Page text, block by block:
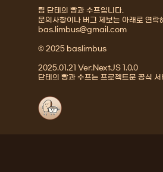
팀 단테의 빵과 수프입니다.
문의사항이나 버그 제보는 아래로 연락
bas.limbus@gmail.com
© 2025 baslimbus
2025.01.21 Ver.NextJS 1.0.0
단테의 빵과 수프는 프로젝트문 공식